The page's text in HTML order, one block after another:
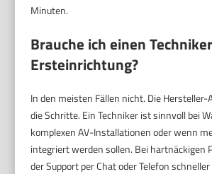
Minuten.
Brauche ich einen
Ersteinrichtung?
In den meisten Fällen nicht. Die Hersteller-
die Schritte. Ein Techniker ist sinnvoll bei
komplexen AV-Installationen oder wenn
integriert werden sollen. Bei hartnäckigen
der Support per Chat oder Telefon